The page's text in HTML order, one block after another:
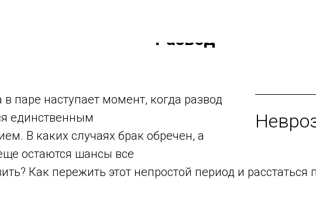
Развод
в паре наступает момент, когда развод
единственным
В каких случаях брак обречен, а
остаются шансы все
Как пережить этот непростой период и расстаться